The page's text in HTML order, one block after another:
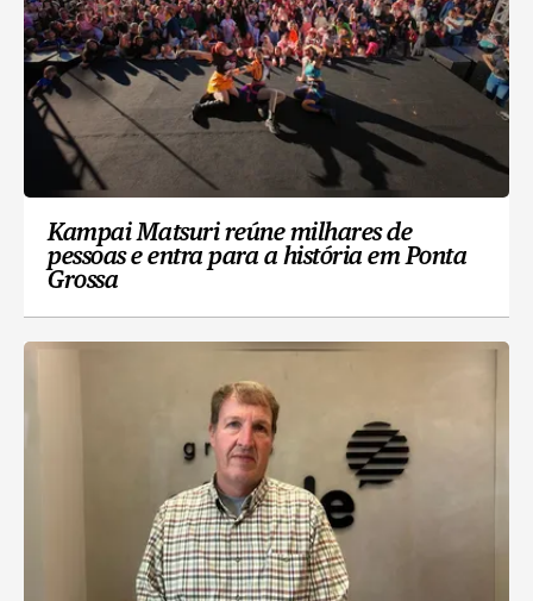
Kampai Matsuri reúne milhares de
pessoas e entra para a história em Ponta
Grossa